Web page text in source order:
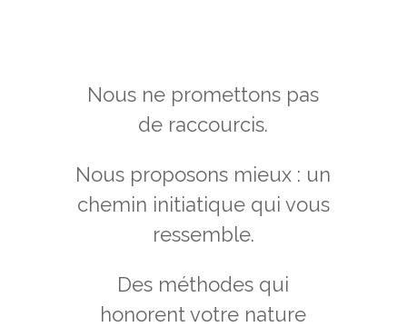
Nous ne promettons pas
de raccourcis.
Nous proposons mieux : un
chemin initiatique qui vous
ressemble.
Des méthodes qui
honorent votre nature